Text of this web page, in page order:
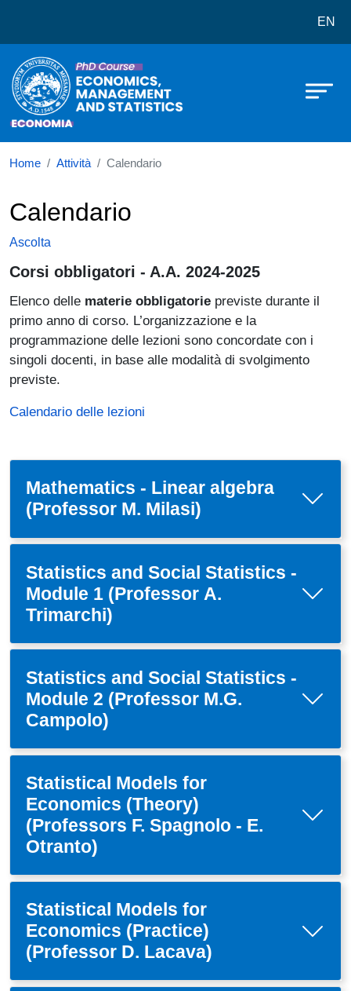
Dottorato in Economics, EN
Home Attività Calendario
Calendario
Ascolta
Corsi obbligatori - A.A. 2024-2025
Elenco delle materie obbligatorie previste durante il
primo anno di corso. L’organizzazione e la
programmazione delle lezioni sono concordate con i
singoli docenti, in base alle modalità di svolgimento
previste.
Calendario delle lezioni
Mathematics - Linear algebra
(Professor M. Milasi)
Statistics and Social Statistics -
Module 1 (Professor A.
Trimarchi)
Statistics and Social Statistics -
Module 2 (Professor M.G.
Campolo)
Statistical Models for
Economics (Theory)
(Professors F. Spagnolo - E.
Otranto)
Statistical Models for
Economics (Practice)
(Professor D. Lacava)